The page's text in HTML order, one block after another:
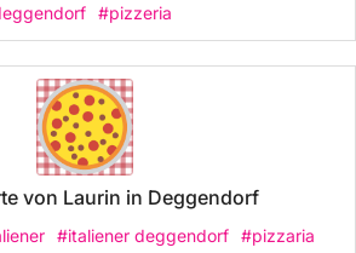
#pizzeria
von Laurin in Deggendorf
#italiener deggendorf #pizzaria